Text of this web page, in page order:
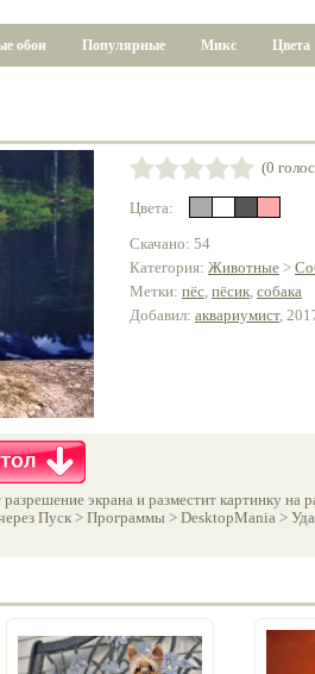
обои Популярные Микс Цвета
(0
Цвета:
Скачано: 54
Категория: Животные >
Метки: пёс, пёсик, собака
Добавил: аквариумист,
экрана и разместит картинку на
Пуск > Программы > DesktopMania >